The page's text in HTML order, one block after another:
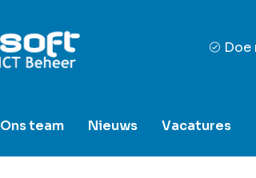
Doe
Ons team Nieuws Vacatures